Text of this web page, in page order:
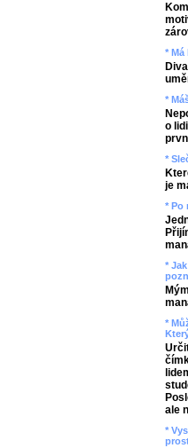
*
*
o
*
je
* Po
*
*
ale
*